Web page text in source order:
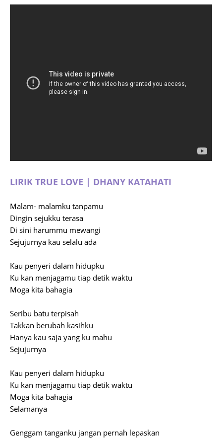
LIRIK TRUE LOVE | DHANY KATAHATI
Malam- malamku tanpamu
Dingin sejukku terasa
Di sini harummu mewangi
Sejujurnya kau selalu ada
Kau penyeri dalam hidupku
Ku kan menjagamu tiap detik waktu
Moga kita bahagia
Seribu batu terpisah
Takkan berubah kasihku
Hanya kau saja yang ku mahu
Sejujurnya
Kau penyeri dalam hidupku
Ku kan menjagamu tiap detik waktu
Moga kita bahagia
Selamanya
Genggam tanganku jangan pernah lepaskan